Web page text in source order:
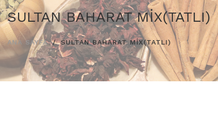
SULTAN BAHARAT MİX(TATLI)
ANA SAYFA SULTAN BAHARAT MİX(TATLI)